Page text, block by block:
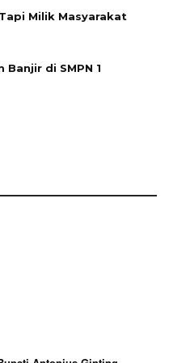
Milik Masyarakat
di SMPN 1